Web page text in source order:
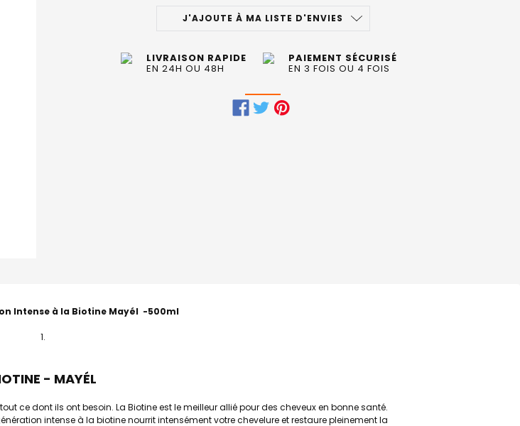
J'AJOUTE À MA LISTE D'ENVIES
LIVRAISON RAPIDE
EN 24H OU 48H
PAIEMENT SÉCURISÉ
EN 3 FOIS OU 4 FOIS
Intense à la Biotine Mayél -500ml
- MAYÉL
ce dont ils ont besoin. La Biotine est le meilleur allié pour des cheveux en bonne santé.
intense à la biotine nourrit intensément votre chevelure et restaure pleinement la